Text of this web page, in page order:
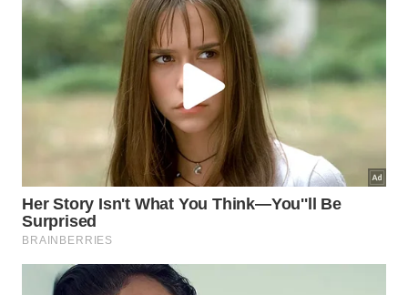
Já aFazenda Camocim, em Domingos Martins, é
reconhecida internacionalmente por produzir cafés
orgânicos, biodinâmicos, certificados, cultivados
sem agrotóxicos ou aditivos químicos e, sobretudo,
por uma iguaria especial: o Café do Jacu, único no